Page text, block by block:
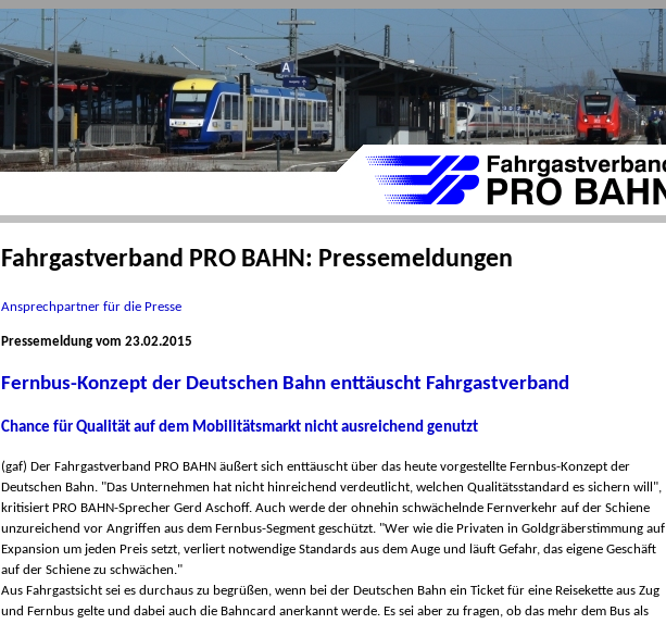
Fahrgastverband PRO BAHN: Pressemeldungen
Ansprechpartner für die Presse
Pressemeldung vom 23.02.2015
Fernbus-Konzept der Deutschen Bahn enttäuscht Fahrgastverband
Chance für Qualität auf dem Mobilitätsmarkt nicht ausreichend genutzt
(gaf) Der Fahrgastverband PRO BAHN äußert sich enttäuscht über das heute vorgestellte Fernbus-Konzept der
Deutschen Bahn. "Das Unternehmen hat nicht hinreichend verdeutlicht, welchen Qualitätsstandard es sichern will",
kritisiert PRO BAHN-Sprecher Gerd Aschoff. Auch werde der ohnehin schwächelnde Fernverkehr auf der Schiene
unzureichend vor Angriffen aus dem Fernbus-Segment geschützt. "Wer wie die Privaten in Goldgräberstimmung auf
Expansion um jeden Preis setzt, verliert notwendige Standards aus dem Auge und läuft Gefahr, das eigene Geschäft
auf der Schiene zu schwächen."
Aus Fahrgastsicht sei es durchaus zu begrüßen, wenn bei der Deutschen Bahn ein Ticket für eine Reisekette aus Zug
und Fernbus gelte und dabei auch die Bahncard anerkannt werde. Es sei aber zu fragen, ob das mehr dem Bus als